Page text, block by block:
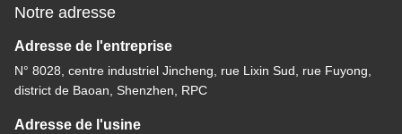
Notre adresse
Adresse de l'entreprise
N° 8028, centre industriel Jincheng, rue Lixin Sud, rue Fuyong,
district de Baoan, Shenzhen, RPC
Adresse de l'usine